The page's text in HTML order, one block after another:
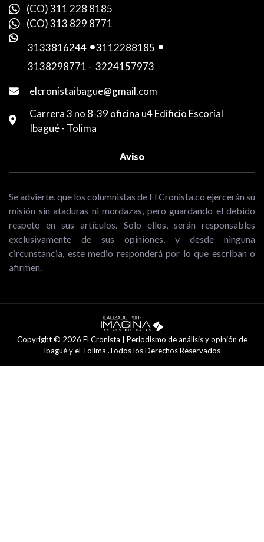
(CO) 311 228 8185
(CO) 313 829 8771
3133816244 -3112288185 -
3138298771 - 3224157973
elcronistaibague@gmail.com
Carrera 3 no 8-39 oficina u4 Edificio Escorial
Ibagué - Tolima
Aviso
Se advierte, que los columnistas de El Cronista.co ejercerán su
misión sin ataduras ni mordazas, pero guardando el debido
respeto en sus artículos. Solo ellos, serán responsables
exclusivamente de sus opiniones, y desde ninguna
circunstancia, este medio responderá por lo que escriban o
afirmen.
Copyright © 2026 El Cronista | Periodismo de análisis y opinión de
Ibagué y el Tolima .Todos los Derechos Reservados